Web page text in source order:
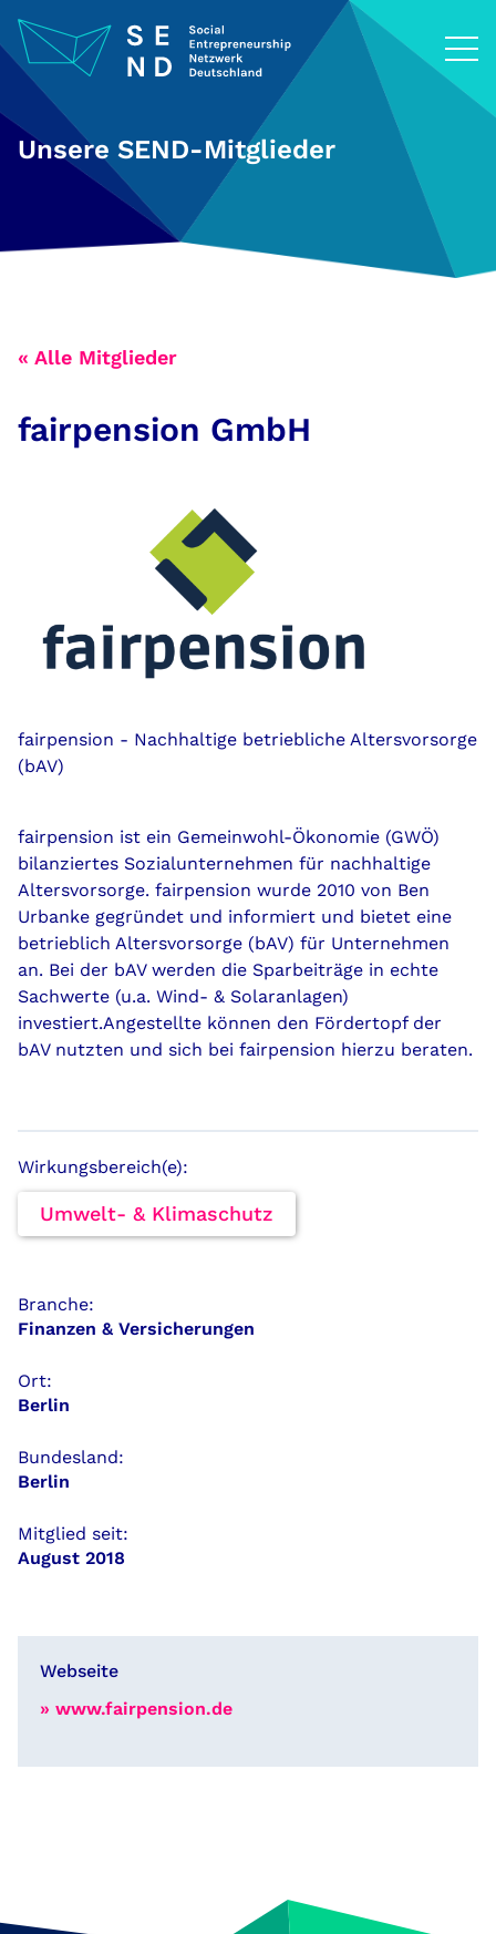
Inhalt
springen
Unsere SEND-Mitglieder
« Alle Mitglieder
fairpension GmbH
fairpension - Nachhaltige betriebliche Altersvorsorge
(bAV)
fairpension ist ein Gemeinwohl-Ökonomie (GWÖ)
bilanziertes Sozialunternehmen für nachhaltige
Altersvorsorge. fairpension wurde 2010 von Ben
Urbanke gegründet und informiert und bietet eine
betrieblich Altersvorsorge (bAV) für Unternehmen
an. Bei der bAV werden die Sparbeiträge in echte
Sachwerte (u.a. Wind- & Solaranlagen)
investiert.Angestellte können den Fördertopf der
bAV nutzten und sich bei fairpension hierzu beraten.
Wirkungsbereich(e):
Umwelt- & Klimaschutz
Branche:
Finanzen & Versicherungen
Ort:
Berlin
Bundesland:
Berlin
Mitglied seit:
August 2018
Webseite
» www.fairpension.de